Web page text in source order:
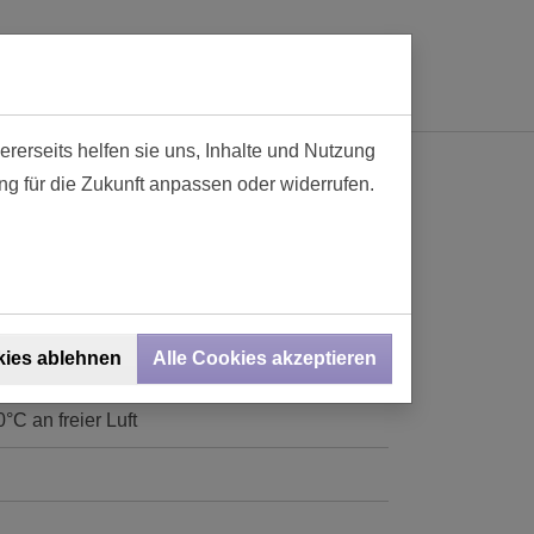
Leiterquerschnitten ist verfügbar.
an freier Luft
helfen sie uns, Inhalte und Nutzung
für die Zukunft anpassen oder widerrufen.
ablehnen Alle Cookies akzeptieren